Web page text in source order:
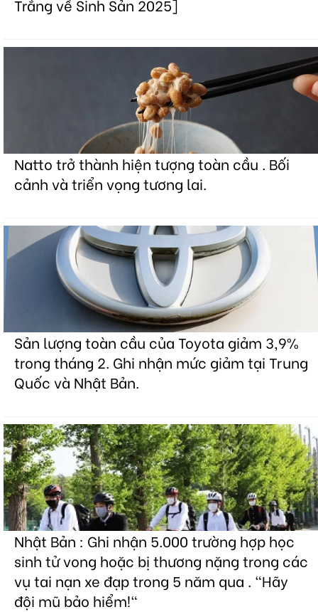
Trắng về Sinh Sản 2025]
Natto trở thành hiện tượng toàn cầu . Bối
cảnh và triển vọng tương lai.
Sản lượng toàn cầu của Toyota giảm 3,9%
trong tháng 2. Ghi nhận mức giảm tại Trung
Quốc và Nhật Bản.
Nhật Bản : Ghi nhận 5.000 trường hợp học
sinh tử vong hoặc bị thương nặng trong các
vụ tai nạn xe đạp trong 5 năm qua . "Hãy
đội mũ bảo hiểm!"